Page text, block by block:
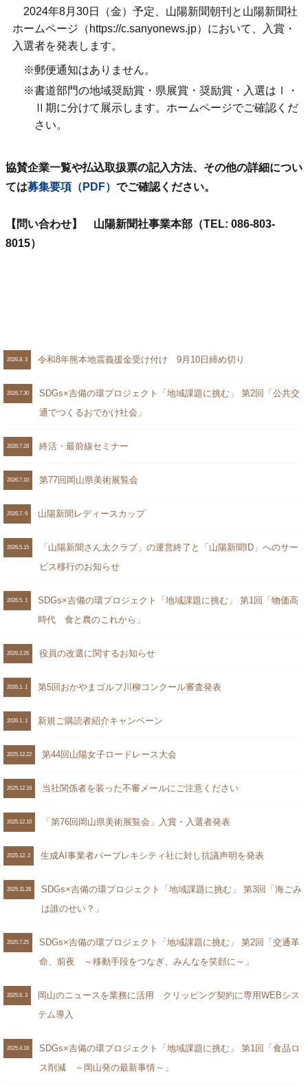
2024年8月30日（金）予定、山陽新聞朝刊と山陽新聞社
ホームページ（https://c.sanyonews.jp）において、入賞・
入選者を発表します。
※郵便通知はありません。
※書道部門の地域奨励賞・県展賞・奨励賞・入選はⅠ・
Ⅱ期に分けて展示します。ホームページでご確認くだ
さい。
協賛企業一覧や払込取扱票の記入方法、その他の詳細につい
ては募集要項（PDF） でご確認ください。
【問い合わせ】 山陽新聞社事業本部（TEL: 086-803-
8015）
2026.8. 3 令和8年熊本地震義援金受け付け 9月10日締め切り
2026.7.30
SDGs×吉備の環プロジェクト「地域課題に挑む」 第2回「公共交
通でつくるおでかけ社会」
2026.7.28 終活・最前線セミナー
2026.7.10 第77回岡山県美術展覧会
2026.7. 9 山陽新聞レディースカップ
2026.5.15
「山陽新聞さん太クラブ」の運営終了と「山陽新聞ID」へのサー
ビス移行のお知らせ
2026.5. 1
SDGs×吉備の環プロジェクト「地域課題に挑む」 第1回「物価高
時代 食と農のこれから」
2026.2.26 役員の改選に関するお知らせ
2026.1. 1 第5回おかやまゴルフ川柳コンクール審査発表
2026.1. 1 新規ご購読者紹介キャンペーン
2025.12.22 第44回山陽女子ロードレース大会
2025.12.16 当社関係者を装った不審メールにご注意ください
2025.12.10 「第76回岡山県美術展覧会」入賞・入選者発表
2025.12. 2 生成AI事業者パープレキシティ社に対し抗議声明を発表
2025.11.28
SDGs×吉備の環プロジェクト「地域課題に挑む」 第3回「海ごみ
は誰のせい？」
2025.7.25
SDGs×吉備の環プロジェクト「地域課題に挑む」 第2回「交通革
命、前夜 ～移動手段をつなぎ、みんなを笑顔に～」
2025.6. 3
岡山のニュースを業務に活用 クリッピング契約に専用WEBシス
テム導入
2025.4.18
SDGs×吉備の環プロジェクト「地域課題に挑む」 第1回「食品ロ
ス削減 ～岡山発の最新事情～」